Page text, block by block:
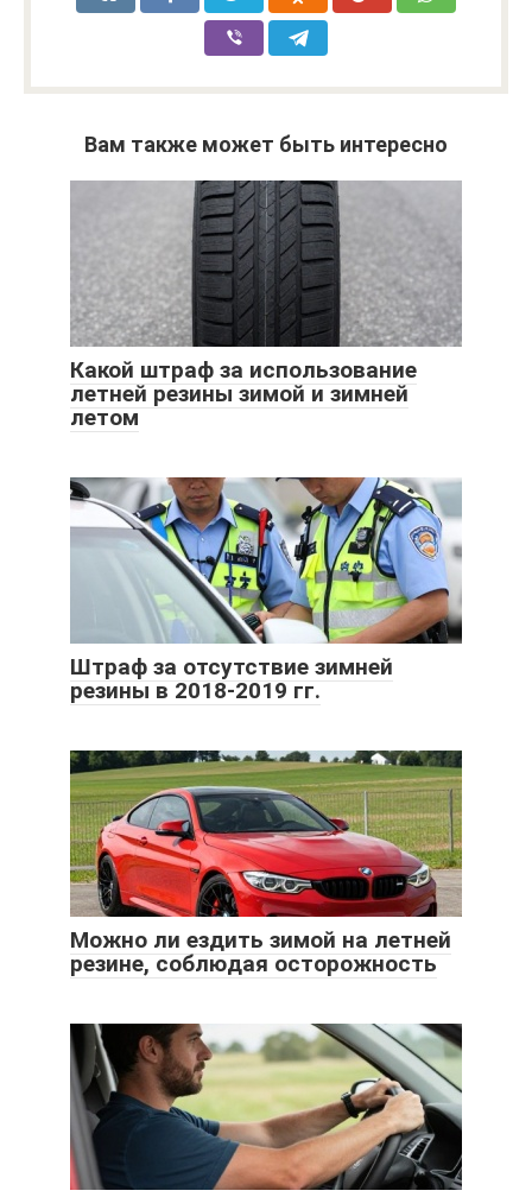
Вам также может быть интересно
Какой штраф за использование
летней резины зимой и зимней
летом
Штраф за отсутствие зимней
резины в 2018-2019 гг.
Можно ли ездить зимой на летней
резине, соблюдая осторожность